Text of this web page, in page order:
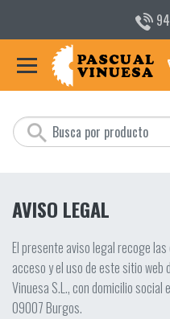
AVISO LEGAL
El presente aviso legal recoge
acceso y el uso de este sitio
Vinuesa S.L., con domicilio
09007 Burgos.